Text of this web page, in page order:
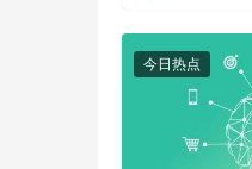
今日热点